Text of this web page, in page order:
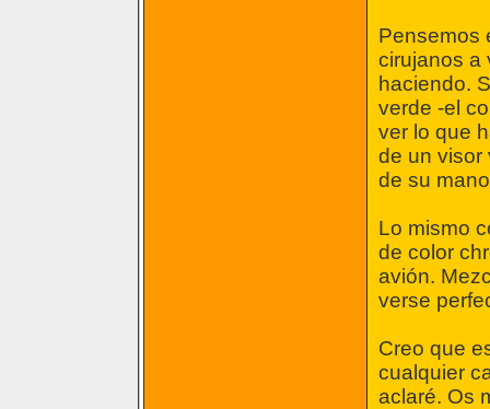
Pensemos
cirujanos a
haciendo.
verde -el
ver lo que
de un visor
de su
Lo mismo
de color
avión.
verse
Creo que
cualquier
aclaré. Os